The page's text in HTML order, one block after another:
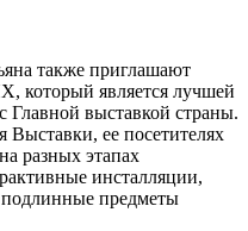
также приглашают
который является лучшей
Главной выставкой страны.
Выставки, ее посетителях
разных этапах
инсталляции,
предметы